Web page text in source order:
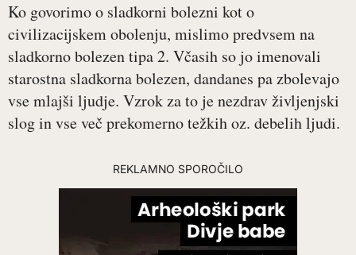
Ko govorimo o sladkorni bolezni kot o
civilizacijskem obolenju, mislimo predvsem na
sladkorno bolezen tipa 2. Včasih so jo imenovali
starostna sladkorna bolezen, dandanes pa zbolevajo
vse mlajši ljudje. Vzrok za to je nezdrav življenjski
slog in vse več prekomerno težkih oz. debelih ljudi.
REKLAMNO SPOROČILO